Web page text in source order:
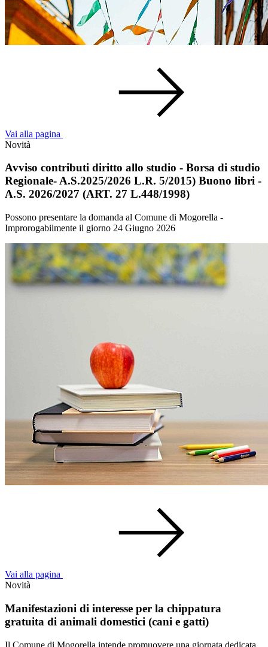
Vai alla pagina
Novità
Avviso contributi diritto allo studio - Borsa di studio
Regionale- A.S.2025/2026 L.R. 5/2015) Buono libri -
A.S. 2026/2027 (ART. 27 L.448/1998)
Possono presentare la domanda al Comune di Mogorella -
Improrogabilmente il giorno 24 Giugno 2026
Vai alla pagina
Novità
Manifestazioni di interesse per la chippatura
gratuita di animali domestici (cani e gatti)
Il Comune di Mogorella intende promuovere una giornata dedicata